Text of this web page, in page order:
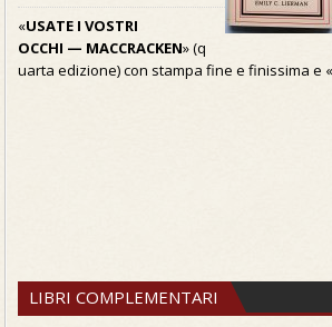
«USATE I VOSTRI
OCCHI — MACCRACKEN» (q
uarta edizione) con stampa fine e finissima e
LIBRI COMPLEMENTARI